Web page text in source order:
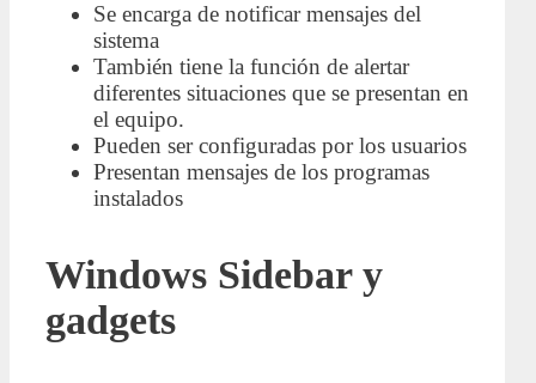
Se encarga de notificar mensajes del
sistema
También tiene la función de alertar
diferentes situaciones que se presentan en
el equipo.
Pueden ser configuradas por los usuarios
Presentan mensajes de los programas
instalados
Windows Sidebar y
gadgets